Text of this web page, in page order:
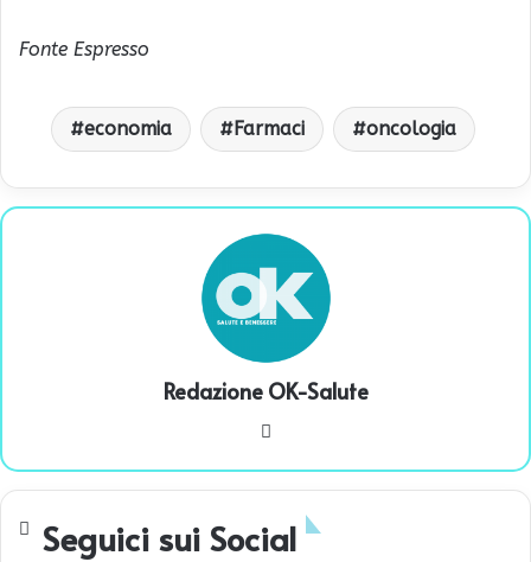
Fonte Espresso
economia Farmaci oncologia
Redazione OK-Salute
te
Seguici sui Social